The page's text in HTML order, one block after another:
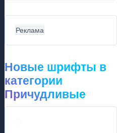
Реклама
Новые шрифты в
категории
Причудливые